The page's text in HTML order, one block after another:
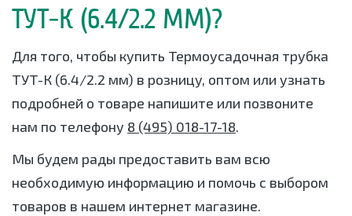
ТУТ-К (6.4/2.2 ММ)?
Для того, чтобы купить Термоусадочная трубка
ТУТ-К (6.4/2.2 мм) в розницу, оптом или узнать
подробней о товаре напишите или позвоните
нам по телефону 8 (495) 018-17-18.
Мы будем рады предоставить вам всю
необходимую информацию и помочь с выбором
товаров в нашем интернет магазине.